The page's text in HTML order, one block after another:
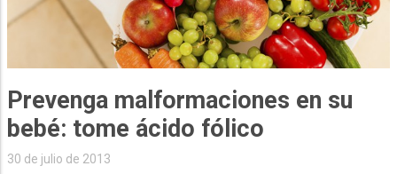
Prevenga malformaciones en su
bebé: tome ácido fólico
30 de julio de 2013